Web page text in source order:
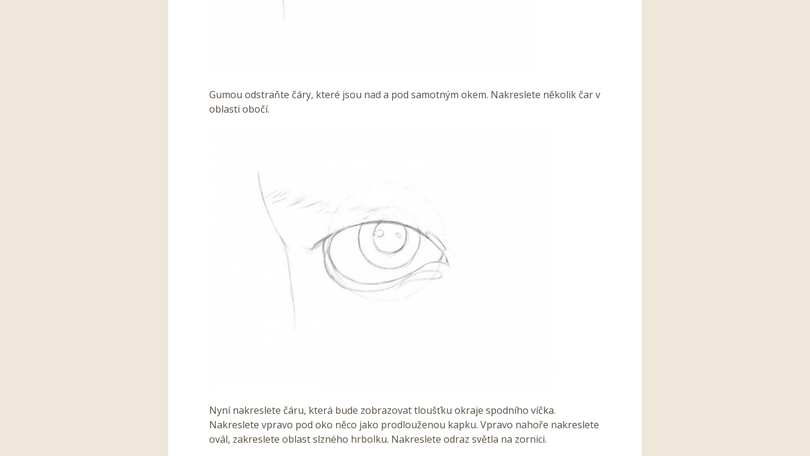
Gumou odstraňte čáry, které jsou nad a pod samotným okem. Nakreslete několik čar v
oblasti obočí.
Nyní nakreslete čáru, která bude zobrazovat tloušťku okraje spodního víčka.
Nakreslete vpravo pod oko něco jako prodlouženou kapku. Vpravo nahoře nakreslete
ovál, zakreslete oblast slzného hrbolku. Nakreslete odraz světla na zornici.